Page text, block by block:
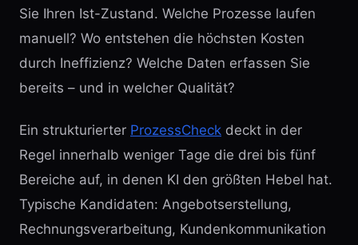
Sie Ihren Ist-Zustand. Welche Prozesse laufen
manuell? Wo entstehen die höchsten Kosten
durch Ineffizienz? Welche Daten erfassen Sie
bereits – und in welcher Qualität?
Ein strukturierter ProzessCheck deckt in der
Regel innerhalb weniger Tage die drei bis fünf
Bereiche auf, in denen KI den größten Hebel hat.
Typische Kandidaten: Angebotserstellung,
Rechnungsverarbeitung, Kundenkommunikation